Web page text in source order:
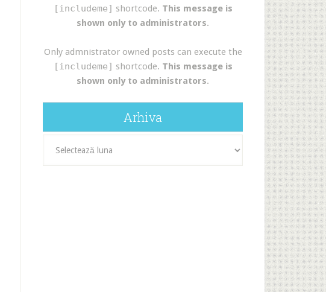
[includeme] shortcode. This message is
shown only to administrators.
Only admnistrator owned posts can execute the
[includeme] shortcode. This message is
shown only to administrators.
Arhiva